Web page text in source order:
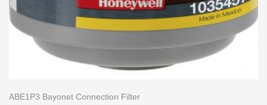
ABE1P3 Bayonet Connection Filter